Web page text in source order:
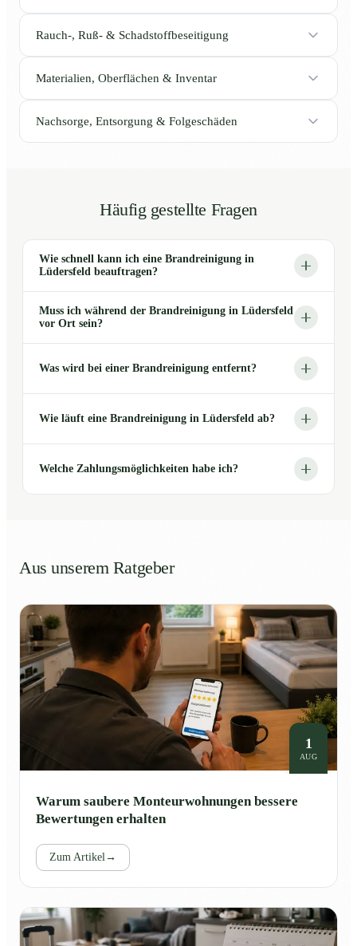
Rauch-, Ruß- & Schadstoffbeseitigung
Materialien, Oberflächen & Inventar
Nachsorge, Entsorgung & Folgeschäden
Häufig gestellte Fragen
Wie schnell kann ich eine Brandreinigung in
Lüdersfeld beauftragen?
Muss ich während der Brandreinigung in Lüdersfeld
vor Ort sein?
Was wird bei einer Brandreinigung entfernt?
Wie läuft eine Brandreinigung in Lüdersfeld ab?
Welche Zahlungsmöglichkeiten habe ich?
Aus unserem Ratgeber
1
AUG
Warum saubere Monteurwohnungen bessere
Bewertungen erhalten
Zum Artikel→